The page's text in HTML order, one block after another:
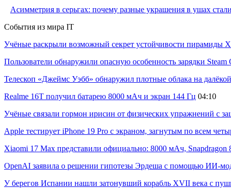
Асимметрия в серьгах: почему разные украшения в ушах
События из мира IT
Учёные раскрыли возможный секрет устойчивости пирамиды
Пользователи обнаружили опасную особенность зарядки Steam
Телескоп «Джеймс Уэбб» обнаружил плотные облака на
Realme 16T получил батарею 8000 мАч и экран 144 Гц 04:10
Учёные связали гормон ирисин от физических упражнений с
Apple тестирует iPhone 19 Pro с экраном, загнутым по всем
Xiaomi 17 Max представили официально: 8000 мАч,
OpenAI заявила о решении гипотезы Эрдеша с помощью ИИ-
У берегов Испании нашли затонувший корабль XVII века с